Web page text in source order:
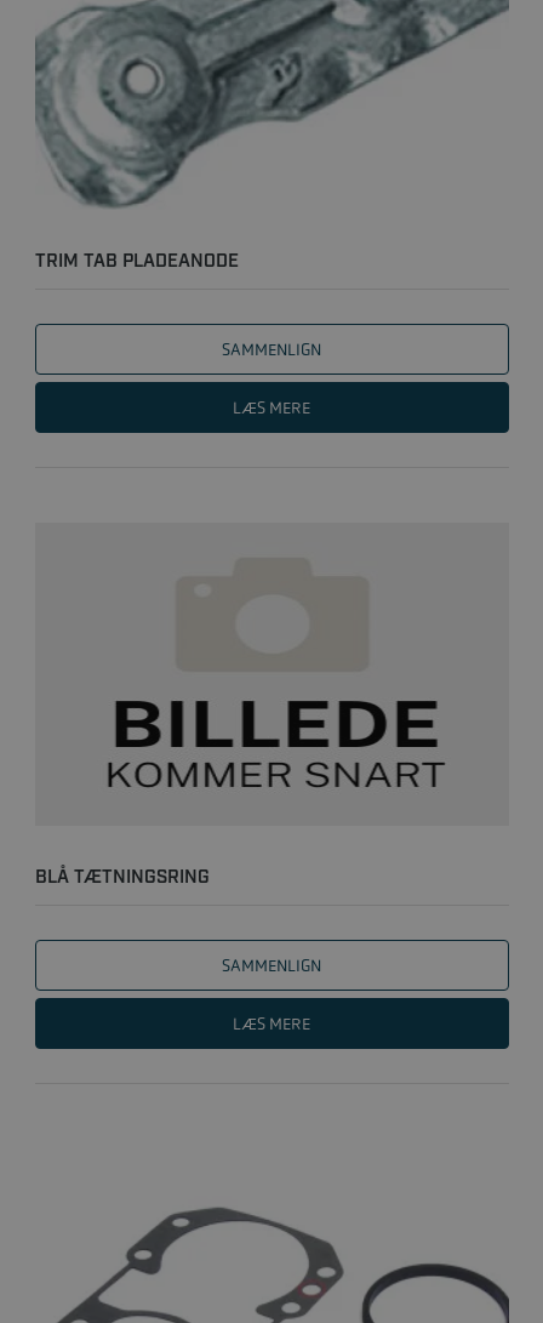
TRIM TAB PLADEANODE
SAMMENLIGN
LÆS MERE
BLÅ TÆTNINGSRING
SAMMENLIGN
LÆS MERE